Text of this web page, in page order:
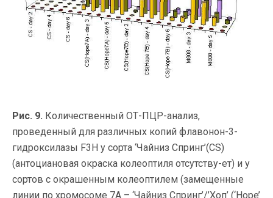
Рис. 9. Количественный ОТ-ПЦР-анализ,
проведенный для различных копий флавонон-3-
гидроксилазы F3H у сорта ‘Чайниз Спринг’(CS)
(антоциановая окраска колеоптиля отсутству-ет) и у
сортов c окрашенным колеоптилем (замещенные
линии по хромосоме 7А – ‘Чайниз Спринг’/’Хоп’ (‘Hope’